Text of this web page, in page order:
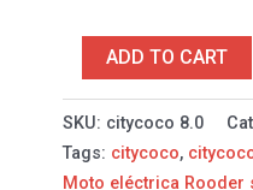
ADD TO CART
SKU: citycoco 8.0
Tags: citycoco,
Moto eléctrica Rooder